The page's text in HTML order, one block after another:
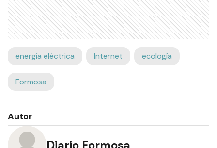
energía eléctrica Internet ecología
Formosa
Autor